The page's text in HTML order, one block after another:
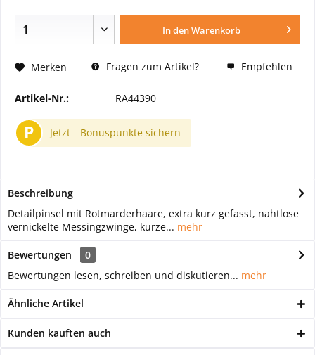
In denWarenkorb
Merken Fragen zum Artikel? Empfehlen
Artikel-Nr.: RA44390
P Jetzt Bonuspunkte sichern
Beschreibung
Detailpinsel mit Rotmarderhaare, extra kurz gefasst, nahtlose
vernickelte Messingzwinge, kurze... mehr
Bewertungen
0
Bewertungen lesen, schreiben und diskutieren... mehr
Ähnliche Artikel
Kunden kauften auch